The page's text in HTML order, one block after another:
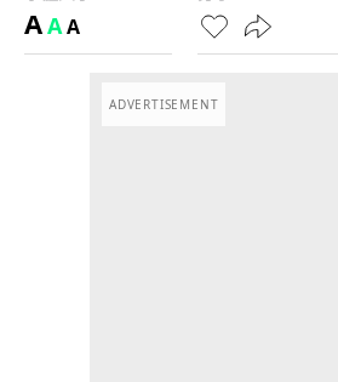
AAA
ADVERTISEMENT